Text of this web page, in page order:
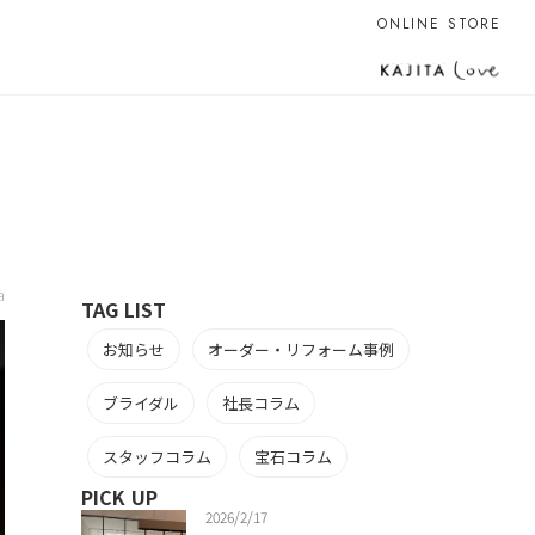
ONLINE STORE
TAG LIST
お知らせ オーダー・リフォーム事例
ブライダル 社長コラム
スタッフコラム 宝石コラム
PICK UP
2026/2/17